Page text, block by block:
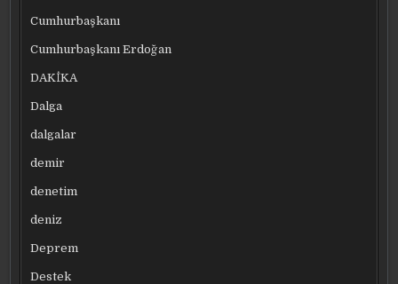
Cumhurbaşkanı
Cumhurbaşkanı Erdoğan
DAKİKA
Dalga
dalgalar
demir
denetim
deniz
Deprem
Destek